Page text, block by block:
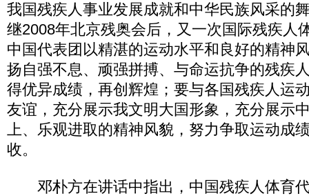
我国残疾人事业发展成就和中华民族风采的
继2008年北京残奥会后，又一次国际残疾人
中国代表团以精湛的运动水平和良好的精神
扬自强不息、顽强拼搏、与命运抗争的残疾
得优异成绩，再创辉煌；要与各国残疾人运
友谊，充分展示我文明大国形象，充分展示
上、乐观进取的精神风貌，努力争取运动成
收。
邓朴方在讲话中指出，中国残疾人体育